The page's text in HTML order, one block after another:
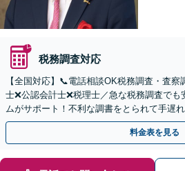
税務調査対応
【全国対応】📞電話相談OK税務調査・査
士❌公認会計士❌税理士／急な税務調査で
ムがサポート！不利な調書をとられて手遅
い。
料金表を見る